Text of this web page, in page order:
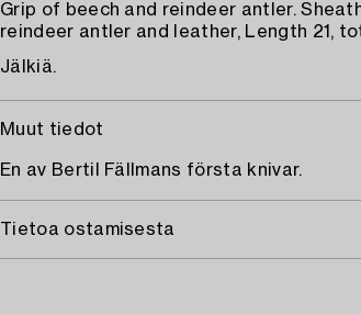
Grip of beech and reindeer antler.
reindeer antler and leather, Length 21,
Jälkiä.
Muut tiedot
En av Bertil Fällmans första knivar.
Tietoa ostamisesta